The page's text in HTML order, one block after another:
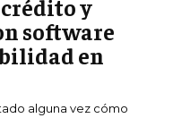
y
software
en
alguna vez cómo